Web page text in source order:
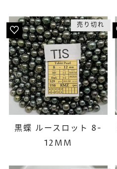
売り切れ
黒蝶 ルースロット 8-
12MM